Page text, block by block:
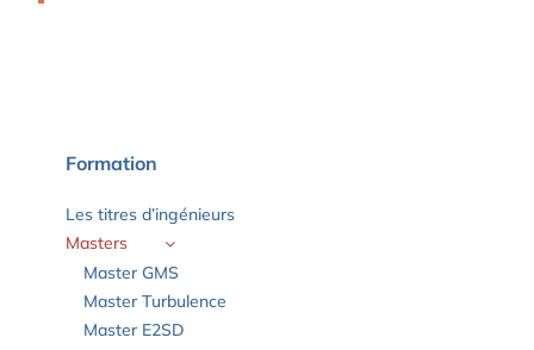
Formation
Les titres d’ingénieurs
Masters
Master GMS
Master Turbulence
Master E2SD